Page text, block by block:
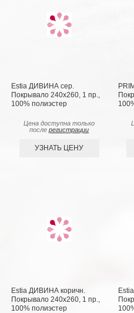
Estia ДИВИНА сер.
Покрывало 240х260, 1 пр.,
100% полиэстер
Цена доступна только
послерегистрации
УЗНАТЬ ЦЕНУ
Estia ДИВИНА коричн.
Покрывало 240х260, 1 пр.,
100% полиэстер